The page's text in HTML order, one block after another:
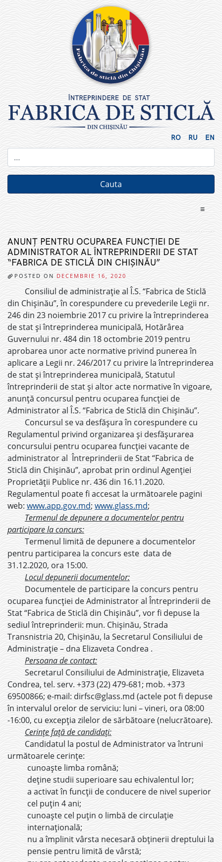
RO RU EN
≡
ANUNȚ PENTRU OCUPAREA FUNCȚIEI DE
ADMINISTRATOR AL ÎNTREPRINDERII DE STAT
“FABRICA DE STICLĂ DIN CHIȘINĂU”
POSTED ON DECEMBRIE 16, 2020
Consiliul de administrație al Î.S. “Fabrica de Sticlă
din Chișinău”, în corespundere cu prevederile Legii nr.
246 din 23 noiembrie 2017 cu privire la întreprinderea
de stat și întreprinderea municipală, Hotărârea
Guvernului nr. 484 din 18 octombrie 2019 pentru
aprobarea unor acte normative privind punerea în
aplicare a Legii nr. 246/2017 cu privire la întreprinderea
de stat și întreprinderea municipală, Statutul
întreprinderii de stat și altor acte normative în vigoare,
anunță concursul pentru ocuparea funcției de
Administrator al Î.S. “Fabrica de Sticlă din Chișinău”.
Concursul se va desfășura în corespundere cu
Regulamentul privind organizarea și desfășurarea
concursului pentru ocuparea funcției vacante de
administrator al Întreprinderii de Stat “Fabrica de
Sticlă din Chișinău”, aprobat prin ordinul Agenției
Proprietății Publice nr. 436 din 16.11.2020.
Regulamentul poate fi accesat la următoarele pagini
web: www.app.gov.md; www.glass.md;
Termenul de depunere a documentelor pentru
participare la concurs:
Termenul limită de depunere a documentelor
pentru participarea la concurs este data de
31.12.2020, ora 15:00.
Locul depunerii documentelor:
Documentele de participare la concurs pentru
ocuparea funcției de Administrator al Întreprinderii de
Stat “Fabrica de Sticlă din Chișinău”, vor fi depuse la
sediul întreprinderii: mun. Chișinău, Strada
Transnistria 20, Chișinău, la Secretarul Consiliului de
Administrație – dna Elizaveta Condrea .
Persoana de contact:
Secretarul Consiliului de Administrație, Elizaveta
Condrea, tel. serv. +373 (22) 479-681; mob. +373
69500866; e-mail: dirfsc@glass.md (actele pot fi depuse
în intervalul orelor de serviciu: luni – vineri, ora 08:00
-16:00, cu excepția zilelor de sărbătoare (nelucrătoare).
Cerințe față de candidați:
Candidatul la postul de Administrator va întruni
următoarele cerințe:
cunoaște limba română;
deține studii superioare sau echivalentul lor;
a activat în funcții de conducere de nivel superior
cel puțin 4 ani;
cunoaște cel puțin o limbă de circulație
internațională;
nu a împlinit vârsta necesară obținerii dreptului la
pensie pentru limită de vârstă;